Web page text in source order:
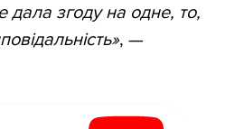
дала згоду на одне, то,
, —